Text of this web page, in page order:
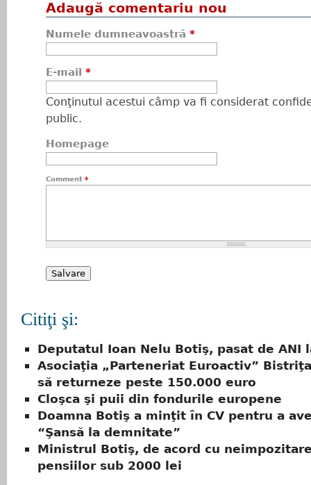
Adaugă comentariu nou
Numele dumneavoastră *
E-mail *
Conţinutul acestui câmp va fi considerat
public.
Homepage
Comment *
Citiţi şi:
Deputatul Ioan Nelu Botiş, pasat de ANI
Asociaţia „Parteneriat Euroactiv”
să returneze peste 150.000 euro
Cloşca şi puii din fondurile europene
Doamna Botiş a minţit în CV pentru a
“Şansă la demnitate”
Ministrul Botiş, de acord cu
pensiilor sub 2000 lei